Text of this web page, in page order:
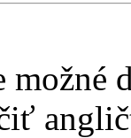
možné